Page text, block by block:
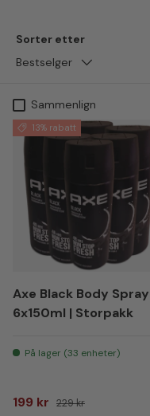
Sorter etter
Bestselger
Sammenlign
13% rabatt
Axe Black Body Spray
6x150ml | Storpakk
På lager (33 enheter)
Salgspris
199 kr Vanlig pris
229 kr